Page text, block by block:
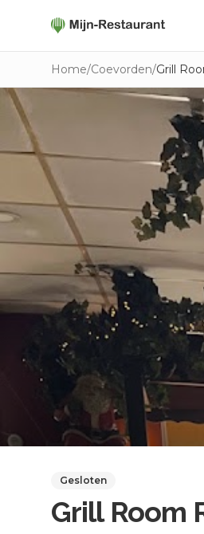
Home/Coevorden/Grill
Gesloten
Grill Room